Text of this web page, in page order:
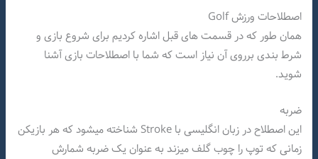
اصطلاحات ورزش Golf
همان طور که در قسمت های قبل اشاره کردیم برای شروع بازی و
شرط بندی برروی آن نیاز است که شما با اصطلاحات بازی آشنا
شوید.
ضربه
این اصطلاح در زبان انگلیسی با Stroke شناخته میشود که هر بازیکن
زمانی که توپ را چوب گلف میزند به عنوان یک ضربه شمارش